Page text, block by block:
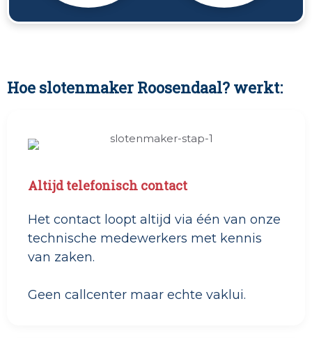
Hoe slotenmaker Roosendaal? werkt:
Altijd telefonisch contact
Het contact loopt altijd via één van onze
technische medewerkers met kennis
van zaken.
Geen callcenter maar echte vaklui.